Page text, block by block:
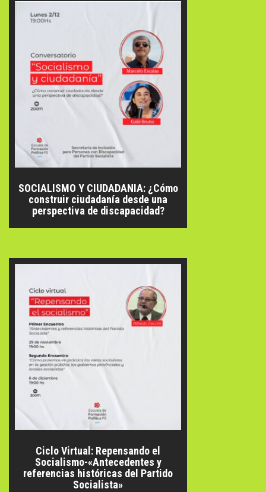
SOCIALISMO Y CIUDADANIA: ¿Cómo
construir ciudadanía desde una
perspectiva de discapacidad?
Ciclo Virtual: Repensando el
Socialismo-«Antecedentes y
referencias históricas del Partido
Socialista»